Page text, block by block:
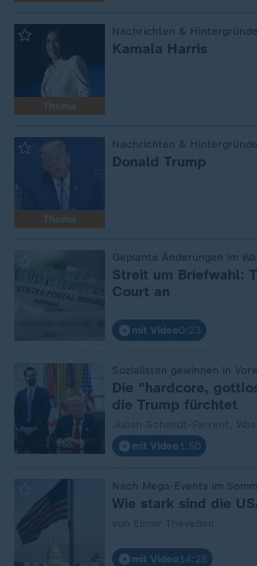
Thema
Nachrichten & Hintergründe
: Kamala Harris
Thema
Nachrichten & Hintergründe
: Donald Trump
Geplante Änderungen im
:
Streit um Briefwahl:
Court an
mit Video0:23
Sozialisten gewinnen in
Die "hardcore,
die Trump fürchtet
mit Video 1:50
Nach Mega-Events im
Wie stark sind die
mit Video 14:28